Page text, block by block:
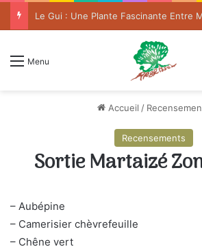
Menu
Accueil /
Recensements
Sortie Martaizé
– Aubépine
– Camerisier chèvrefeuille
– Chêne vert